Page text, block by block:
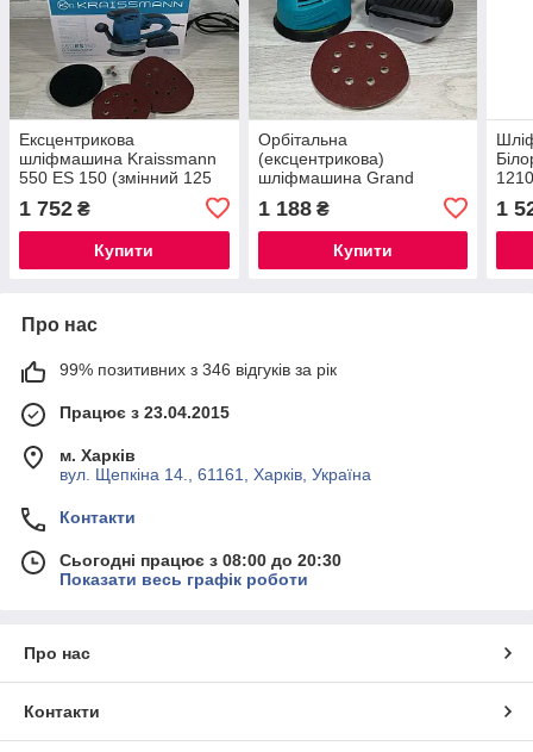
Ексцентрикова
шліфмашина Kraissmann
550 ES 150 (змінний 125
1 752 ₴
Купити
Орбітальна
(ексцентрикова)
шліфмашина Grand
1 188₴
Купити
1
Про нас
99% позитивних з 346 відгуків за рік
Працює з 23.04.2015
м. Харків
вул. Щепкіна 14., 61161, Харків, Україна
Контакти
Сьогодні працює з 08:00 до 20:30
Показати весь графік роботи
Про нас
Контакти